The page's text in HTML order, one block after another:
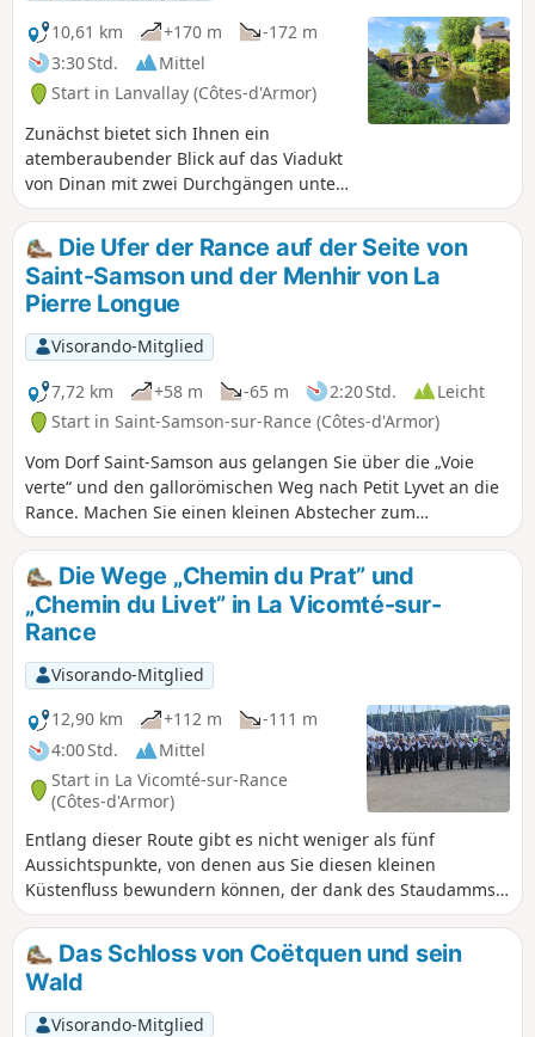
10,61 km
+170 m
-172 m
3:30 Std.
Mittel
Start in Lanvallay (Côtes-d'Armor)
Zunächst bietet sich Ihnen ein
atemberaubender Blick auf das Viadukt
von Dinan mit zwei Durchgängen unter
den Arkaden, dann führt Sie der Weg
gemächlich entlang der kanalisierten
Rance bis zum Dorf Tressaint und
seinem Wald. Diese Route bietet Ruhe
und Gelassenheit, obwohl sie ganz in
der Nähe eines sehr touristischen
Ballungsraums liegt.
Die Ufer der Rance auf der Seite von
Saint-Samson und der Menhir von La
Pierre Longue
Visorando-Mitglied
7,72 km
+58 m -65 m 2:20 Std.
Leicht
Start in Saint-Samson-sur-Rance (Côtes-d'Armor)
Vom Dorf Saint-Samson aus gelangen Sie über die „Voie
verte“ und den gallorömischen Weg nach Petit Lyvet an die
Rance. Machen Sie einen kleinen Abstecher zum
sogenannten Menhir „La Pierre Longue“: Mit seinen 8,5 m
Höhe steht er dort bereits seit 2500 bis 3000 Jahren vor
unserer Zeitrechnung.
Die Wege „Chemin du Prat” und
„Chemin du Livet” in La Vicomté-sur-
Rance
Visorando-Mitglied
12,90 km
+112 m
-111 m
4:00 Std.
Mittel
Start in La Vicomté-sur-Rance
(Côtes-d'Armor)
Entlang dieser Route gibt es nicht weniger als fünf
Aussichtspunkte, von denen aus Sie diesen kleinen
Küstenfluss bewundern können, der dank des Staudamms
der Gezeitenkraftwerk zwischen Saint-Malo und Dinard
berühmt ist. Nachdem Sie zunächst am Süßwasser und
dann am Salzwasser entlanggewandert sind, beenden Sie
Ihre Tour auf Hohlwegen, die Sie zu einem fünftausend
Jahre alten Monument führen.
Das Schloss von Coëtquen und sein
Wald
Visorando-Mitglied